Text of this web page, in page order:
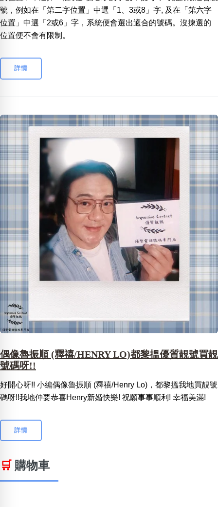
號，例如在「第二字位置」中選「1、3或8」字, 及在「第六字
位置」中選「2或6」字，系統便會選出適合的號碼。沒揀選的
位置便不會有限制。
詳情
偶像魯振順 (釋禧/HENRY LO)都黎搵優質靚號買靚
號碼呀!!
好開心呀!! 小編偶像魯振順 (釋禧/Henry Lo)，都黎搵我地買靚號
碼呀!!我地仲要恭喜Henry新婚快樂! 祝願事事順利! 幸福美滿!
詳情
🛒 購物車